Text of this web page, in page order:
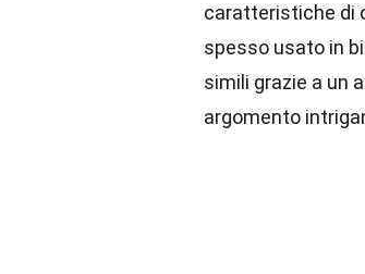
caratteristiche di
spesso usato in
simili grazie a un
argomento